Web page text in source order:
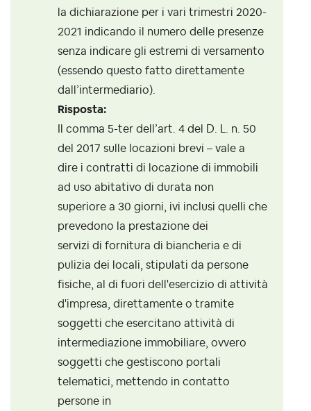
la dichiarazione per i vari trimestri 2020-
2021 indicando il numero delle presenze
senza indicare gli estremi di versamento
(essendo questo fatto direttamente
dall’intermediario).
Risposta:
Il comma 5-ter dell’art. 4 del D. L. n. 50
del 2017 sulle locazioni brevi – vale a
dire i contratti di locazione di immobili
ad uso abitativo di durata non
superiore a 30 giorni, ivi inclusi quelli che
prevedono la prestazione dei
servizi di fornitura di biancheria e di
pulizia dei locali, stipulati da persone
fisiche, al di fuori dell'esercizio di attività
d'impresa, direttamente o tramite
soggetti che esercitano attività di
intermediazione immobiliare, ovvero
soggetti che gestiscono portali
telematici, mettendo in contatto
persone in